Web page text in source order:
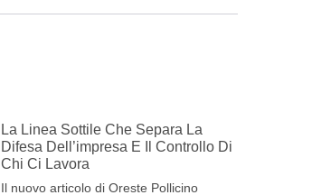
La Linea Sottile Che Separa La
Difesa Dell’impresa E Il Controllo Di
Chi Ci Lavora
Il nuovo articolo di Oreste Pollicino